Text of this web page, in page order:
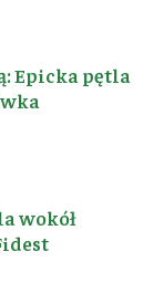
Epicka pętla
wokół